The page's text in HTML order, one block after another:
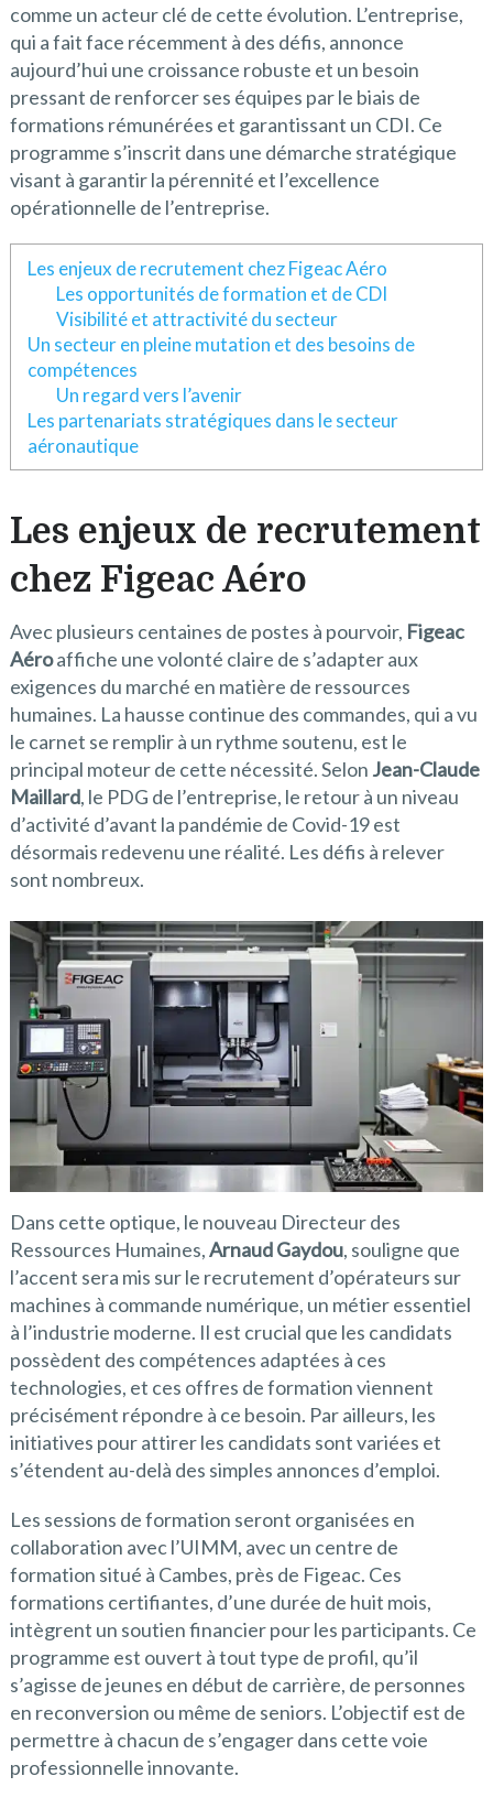
comme un acteur clé de cette évolution. L’entreprise,
qui a fait face récemment à des défis, annonce
aujourd’hui une croissance robuste et un besoin
pressant de renforcer ses équipes par le biais de
formations rémunérées et garantissant un CDI. Ce
programme s’inscrit dans une démarche stratégique
visant à garantir la pérennité et l’excellence
opérationnelle de l’entreprise.
Les enjeux de recrutement chez Figeac Aéro
Les opportunités de formation et de CDI
Visibilité et attractivité du secteur
Un secteur en pleine mutation et des besoins de
compétences
Un regard vers l’avenir
Les partenariats stratégiques dans le secteur
aéronautique
Les enjeux de recrutement
chez Figeac Aéro
Avec plusieurs centaines de postes à pourvoir, Figeac
Aéroaffiche une volonté claire de s’adapter aux
exigences du marché en matière de ressources
humaines. La hausse continue des commandes, qui a vu
le carnet se remplir à un rythme soutenu, est le
principal moteur de cette nécessité. Selon Jean-Claude
Maillard, le PDG de l’entreprise, le retour à un niveau
d’activité d’avant la pandémie de Covid-19 est
désormais redevenu une réalité. Les défis à relever
sont nombreux.
Dans cette optique, le nouveau Directeur des
Ressources Humaines,Arnaud Gaydou, souligne que
l’accent sera mis sur le recrutement d’opérateurs sur
machines à commande numérique, un métier essentiel
à l’industrie moderne. Il est crucial que les candidats
possèdent des compétences adaptées à ces
technologies, et ces offres de formation viennent
précisément répondre à ce besoin. Par ailleurs, les
initiatives pour attirer les candidats sont variées et
s’étendent au-delà des simples annonces d’emploi.
Les sessions de formation seront organisées en
collaboration avec l’UIMM, avec un centre de
formation situé à Cambes, près de Figeac. Ces
formations certifiantes, d’une durée de huit mois,
intègrent un soutien financier pour les participants. Ce
programme est ouvert à tout type de profil, qu’il
s’agisse de jeunes en début de carrière, de personnes
en reconversion ou même de seniors. L’objectif est de
permettre à chacun de s’engager dans cette voie
professionnelle innovante.